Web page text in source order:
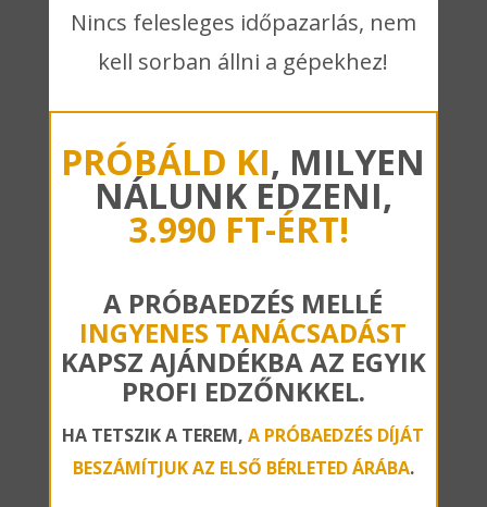
Nincs felesleges időpazarlás, nem
kell sorban állni a gépekhez!
PRÓBÁLD KI, MILYEN
NÁLUNK EDZENI,
3.990 FT-ÉRT!
A PRÓBAEDZÉS MELLÉ
INGYENES TANÁCSADÁST
KAPSZ AJÁNDÉKBA AZ EGYIK
PROFI EDZŐNKKEL.
HA TETSZIK A TEREM,A PRÓBAEDZÉS DÍJÁT
BESZÁMÍTJUK AZ ELSŐ BÉRLETED ÁRÁBA.